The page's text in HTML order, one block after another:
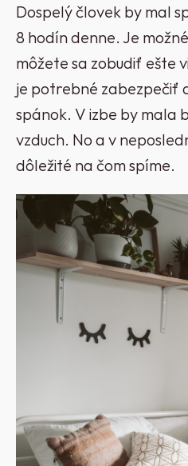
Dospelý človek by mal
8 hodín denne. Je
môžete sa zobudiť ešte
je potrebné zabezpečiť
spánok. V izbe by mala
vzduch. No a v
dôležité na čom spíme.